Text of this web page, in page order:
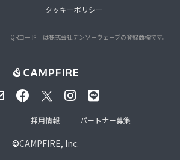
クッキーポリシー
「QRコード」は株式会社デンソーウェーブの登録商標です。
©CAMPFIRE, Inc.
採用情報 パートナー募集